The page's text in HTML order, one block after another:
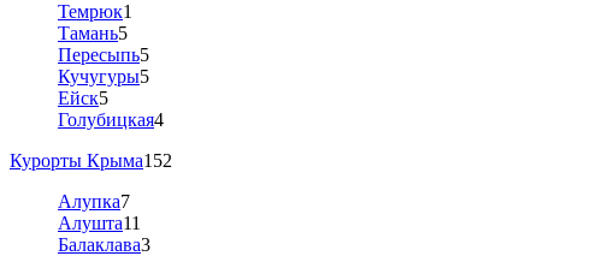
Темрюк1
Тамань5
Пересыпь5
Кучугуры5
Ейск5
Голубицкая4
Курорты Крыма152
Алупка7
Алушта11
Балаклава3